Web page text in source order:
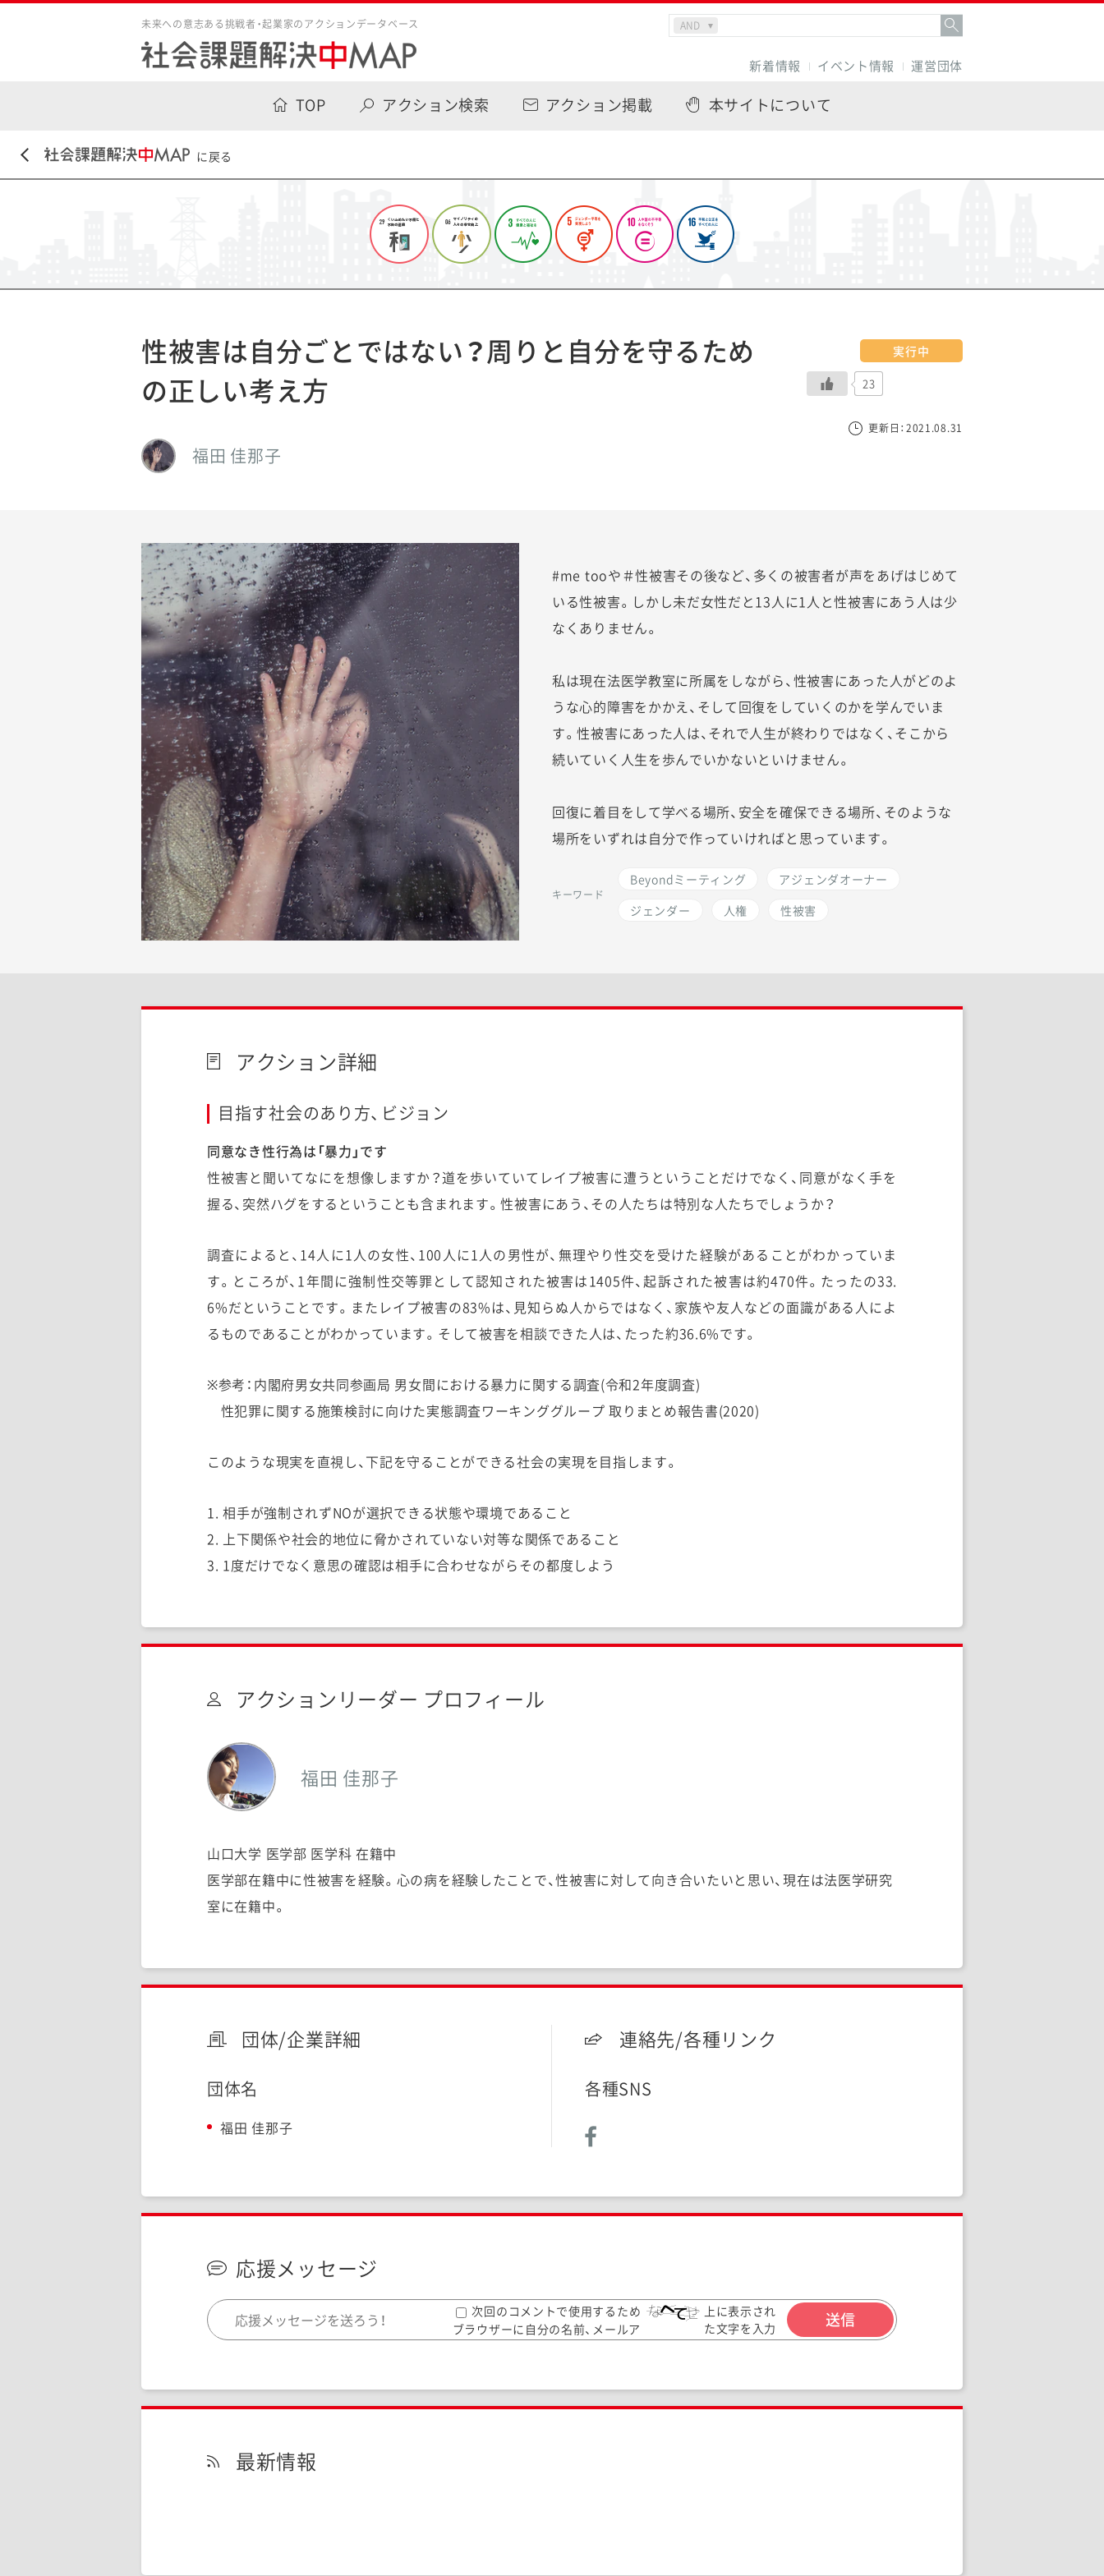
未来への意志ある挑戦者・起業家のアクションデータベース
新着情報 イベント情報 運営団体
TOP アクション検索 アクション掲載 本サイトについて
に戻る
性被害は自分ごとではない？周りと自分を守るため
の正しい考え方
福田 佳那子
実行中
23
更新日：2021.08.31
#me tooや＃性被害その後など、多くの被害者が声をあげはじめて
いる性被害。しかし未だ女性だと13人に1人と性被害にあう人は少
なくありません。
私は現在法医学教室に所属をしながら、性被害にあった人がどのよ
うな心的障害をかかえ、そして回復をしていくのかを学んでいま
す。性被害にあった人は、それで人生が終わりではなく、そこから
続いていく人生を歩んでいかないといけません。
回復に着目をして学べる場所、安全を確保できる場所、そのような
場所をいずれは自分で作っていければと思っています。
キーワード
Beyondミーティング
アジェンダオーナー
ジェンダー
人権 性被害
アクション詳細
目指す社会のあり方、ビジョン
同意なき性行為は「暴力」です
性被害と聞いてなにを想像しますか？道を歩いていてレイプ被害に遭うということだけでなく、同意がなく手を
握る、突然ハグをするということも含まれます。性被害にあう、その人たちは特別な人たちでしょうか？
調査によると、14人に1人の女性、100人に1人の男性が、無理やり性交を受けた経験があることがわかっていま
す。ところが、1年間に強制性交等罪として認知された被害は1405件、起訴された被害は約470件。たったの33.
6%だということです。またレイプ被害の83%は、見知らぬ人からではなく、家族や友人などの面識がある人によ
るものであることがわかっています。そして被害を相談できた人は、たった約36.6%です。
※参考：内閣府男女共同参画局 男女間における暴力に関する調査(令和2年度調査)
性犯罪に関する施策検討に向けた実態調査ワーキンググループ 取りまとめ報告書(2020)
このような現実を直視し、下記を守ることができる社会の実現を目指します。
1. 相手が強制されずNOが選択できる状態や環境であること
2. 上下関係や社会的地位に脅かされていない対等な関係であること
3. 1度だけでなく意思の確認は相手に合わせながらその都度しよう
アクションリーダー プロフィール
福田 佳那子
山口大学 医学部 医学科 在籍中
医学部在籍中に性被害を経験。心の病を経験したことで、性被害に対して向き合いたいと思い、現在は法医学研究
室に在籍中。
団体/企業詳細
団体名
福田 佳那子
連絡先/各種リンク
各種SNS
応援メッセージ
次回のコメントで使用するため
ブラウザーに自分の名前、メールア
ドレス、サイトを保存する。
上に表示され
た文字を入力
してください。
最新情報